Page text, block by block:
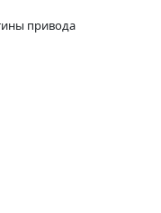
привода